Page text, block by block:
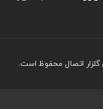
گلزار اتصال محفوظ است.